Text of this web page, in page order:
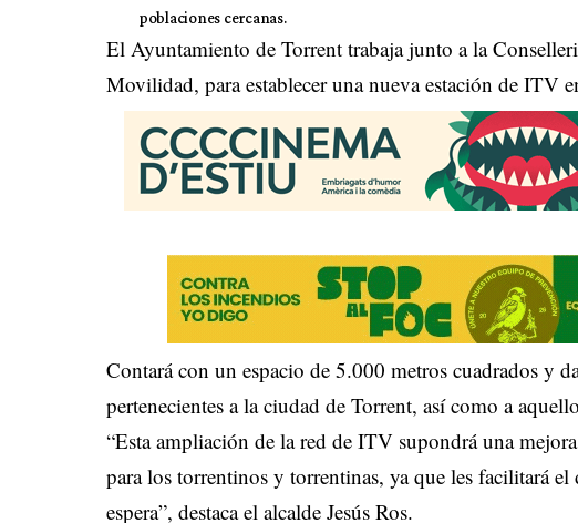
poblaciones cercanas.
El Ayuntamiento de Torrent trabaja junto a la
Movilidad, para establecer una nueva estación de
Contará con un espacio de 5.000 metros cuadrados y
pertenecientes a la ciudad de Torrent, así como a
“Esta ampliación de la red de ITV supondrá una
para los torrentinos y torrentinas, ya que les facilitará
espera”, destaca el alcalde Jesús Ros.